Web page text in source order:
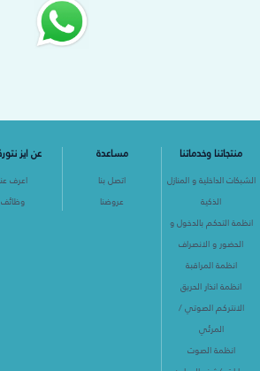
منتجاتنا وخدماتنا
الشبكات الداخلية و المنازل
الذكية
انظمة التحكم بالدخول و
الحضور و الانصراف
انظمة المراقبة
انظمة انذار الحريق
الانتركم الصوتي /
المرئي
انظمة الصوت
مساعدة
اتصل بنا
عروضنا
عن ايز
اعرف عنا
وظائف